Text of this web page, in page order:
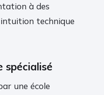
à des
technique
spécialisé
une école